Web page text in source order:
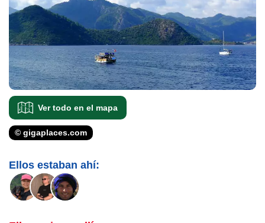
Ver todo en el mapa
© gigaplaces.com
Ellos estaban ahí: